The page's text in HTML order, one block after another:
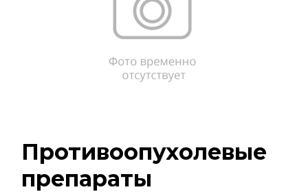
Противоопухолевые
препараты